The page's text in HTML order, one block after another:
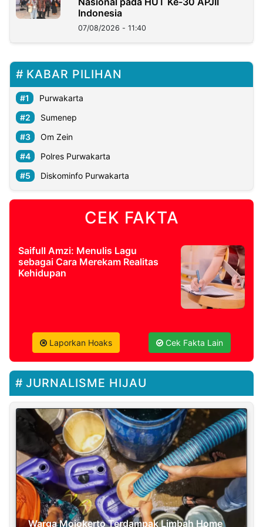
Indonesia
07/08/2026 - 11:40
KABAR PILIHAN
Purwakarta
Sumenep
Om Zein
Polres Purwakarta
Diskominfo Purwakarta
CEK FAKTA
Saifull Amzi: Menulis Lagu
sebagai Cara Merekam Realitas
Kehidupan
Laporkan Hoaks Cek Fakta Lain
JURNALISME HIJAU
Warga Mojokerto Terdampak Limbah Home